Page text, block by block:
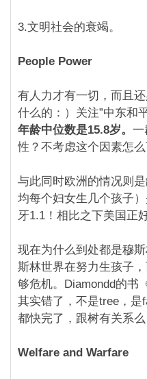
3.文明社会的衰竭。
People Power
有人力才有一切，而且
什么的：）关注”中东和
年龄中位数是15.8岁。 一
性？不考虑这个因素怎
与此同时欧洲的情况则
均每个妇女生几个孩子
牙1.1！相比之下美国正
现在为什么到处都是穆
斯林世界在努力生孩子
够危机。Diamondd的书
其实错了，不是tree，
都快完了，跟树有关系么
Welfare and Warfare